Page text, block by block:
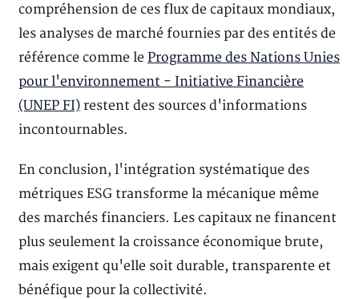
compréhension de ces flux de capitaux mondiaux,
les analyses de marché fournies par des entités de
référence comme le Programme des Nations Unies
pour l'environnement - Initiative Financière
(UNEP FI) restent des sources d'informations
incontournables.
En conclusion, l'intégration systématique des
métriques ESG transforme la mécanique même
des marchés financiers. Les capitaux ne financent
plus seulement la croissance économique brute,
mais exigent qu'elle soit durable, transparente et
bénéfique pour la collectivité.